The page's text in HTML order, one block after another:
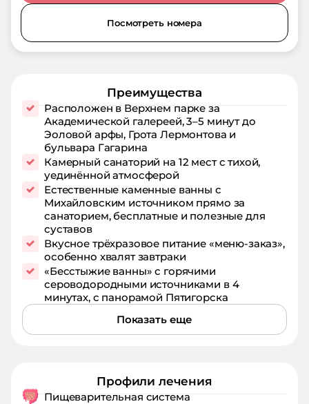
Посмотреть номера
Преимущества
Расположен в Верхнем парке за
Академической галереей, 3–5 минут до
Эоловой арфы, Грота Лермонтова и
бульвара Гагарина
Камерный санаторий на 12 мест с тихой,
уединённой атмосферой
Естественные каменные ванны с
Михайловским источником прямо за
санаторием, бесплатные и полезные для
суставов
Вкусное трёхразовое питание «меню‑заказ»,
особенно хвалят завтраки
«Бесстыжие ванны» с горячими
сероводородными источниками в 4
минутах, с панорамой Пятигорска
Показать еще
Профили лечения
Пищеварительная система